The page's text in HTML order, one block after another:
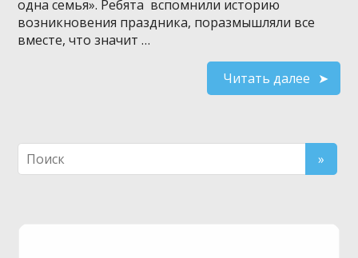
одна семья». Ребята вспомнили историю
возникновения праздника, поразмышляли все
вместе, что значит …
Читать далее